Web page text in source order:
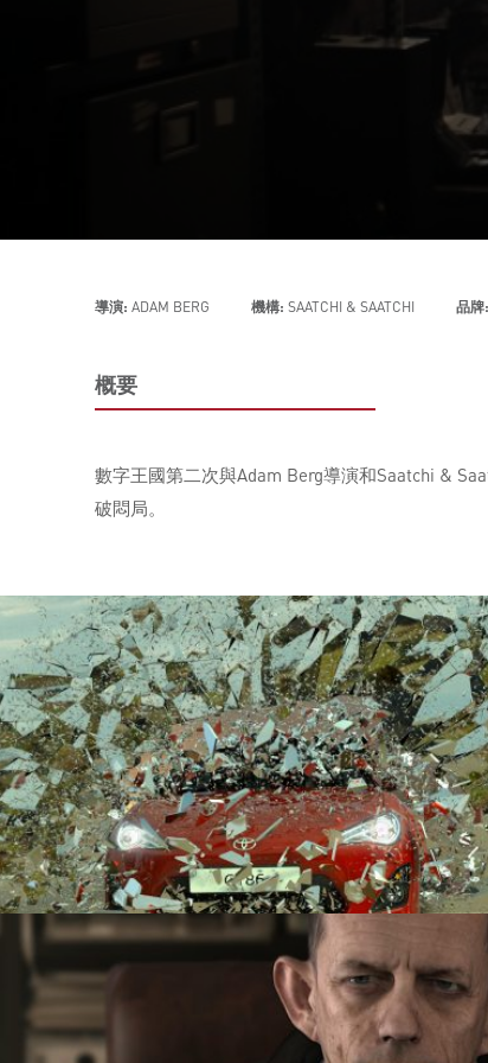
導演: ADAM BERG 機構: SAATCHI & SAATCHI 品牌:
概要
數字王國第二次與Adam Berg導演和Saatchi &
破悶局。